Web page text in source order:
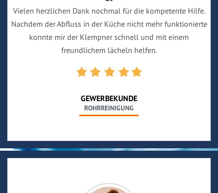
Vielen herzlichen Dank nochmal für die kompetente Hilfe.
Nachdem der Abfluss in der Küche nicht mehr funktionierte
konnte mir der Klempner schnell und mit einem
freundlichem lächeln helfen.
GEWERBEKUNDE
ROHRREINIGUNG